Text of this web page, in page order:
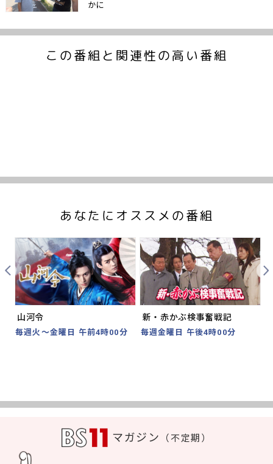
かに
この番組と関連性の高い番組
あなたにオススメの番組
山河令
毎週火～金曜日 午前4時00分
新・赤かぶ検事奮戦記
毎週金曜日 午後4時00分
マガジン （不定期）